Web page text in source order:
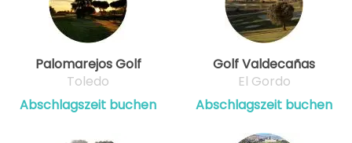
Palomarejos Golf
Toledo
Abschlagszeit buchen
Golf Valdecañas
El Gordo
Abschlagszeit buchen